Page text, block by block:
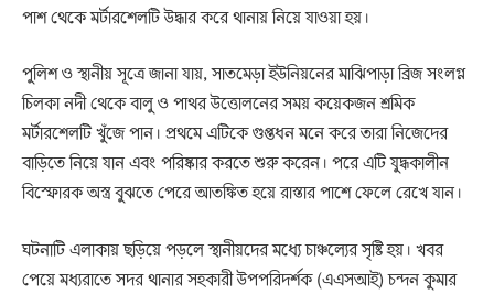
পাশ থেকে মর্টারশেলটি উদ্ধার করে থানায় নিয়ে যাওয়া হয়।
পুলিশ ও স্থানীয় সূত্রে জানা যায়, সাতমেড়া ইউনিয়নের মাঝিপাড়া ব্রিজ সংলগ্ন
চিলকা নদী থেকে বালু ও পাথর উত্তোলনের সময় কয়েকজন শ্রমিক
মর্টারশেলটি খুঁজে পান। প্রথমে এটিকে গুপ্তধন মনে করে তারা নিজেদের
বাড়িতে নিয়ে যান এবং পরিষ্কার করতে শুরু করেন। পরে এটি যুদ্ধকালীন
বিস্ফোরক অস্ত্র বুঝতে পেরে আতঙ্কিত হয়ে রাস্তার পাশে ফেলে রেখে যান।
ঘটনাটি এলাকায় ছড়িয়ে পড়লে স্থানীয়দের মধ্যে চাঞ্চল্যের সৃষ্টি হয়। খবর
পেয়ে মধ্যরাতে সদর থানার সহকারী উপপরিদর্শক (এএসআই) চন্দন কুমার